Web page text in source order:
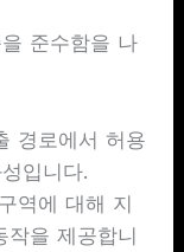
준수함을 나
경로에서 허용
입니다.
역에 대해 지
을 제공합니